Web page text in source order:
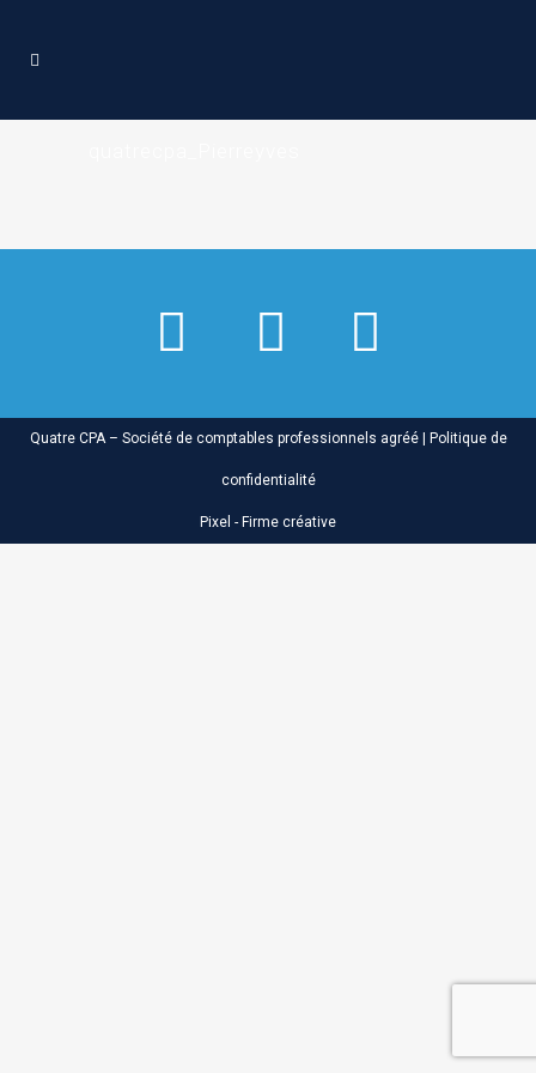
Quatre CPA – Société de comptables professionnels agréé | Politique de
confidentialité
Pixel - Firme créative